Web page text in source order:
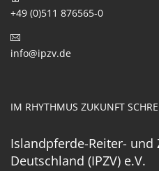
+49 (0)511 876565-0
info@ipzv.de
IM RHYTHMUS ZUKUNFT
Islandpferde-Reiter- und
Deutschland (IPZV) e.V.